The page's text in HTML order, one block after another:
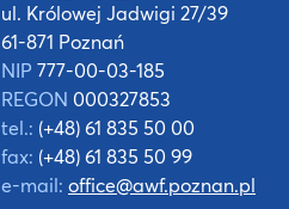
ul. Królowej Jadwigi 27/39
61-871 Poznań
NIP 777-00-03-185
REGON 000327853
tel.: (+48) 61 835 50 00
fax: (+48) 61 835 50 99
e-mail: office@awf.poznan.pl